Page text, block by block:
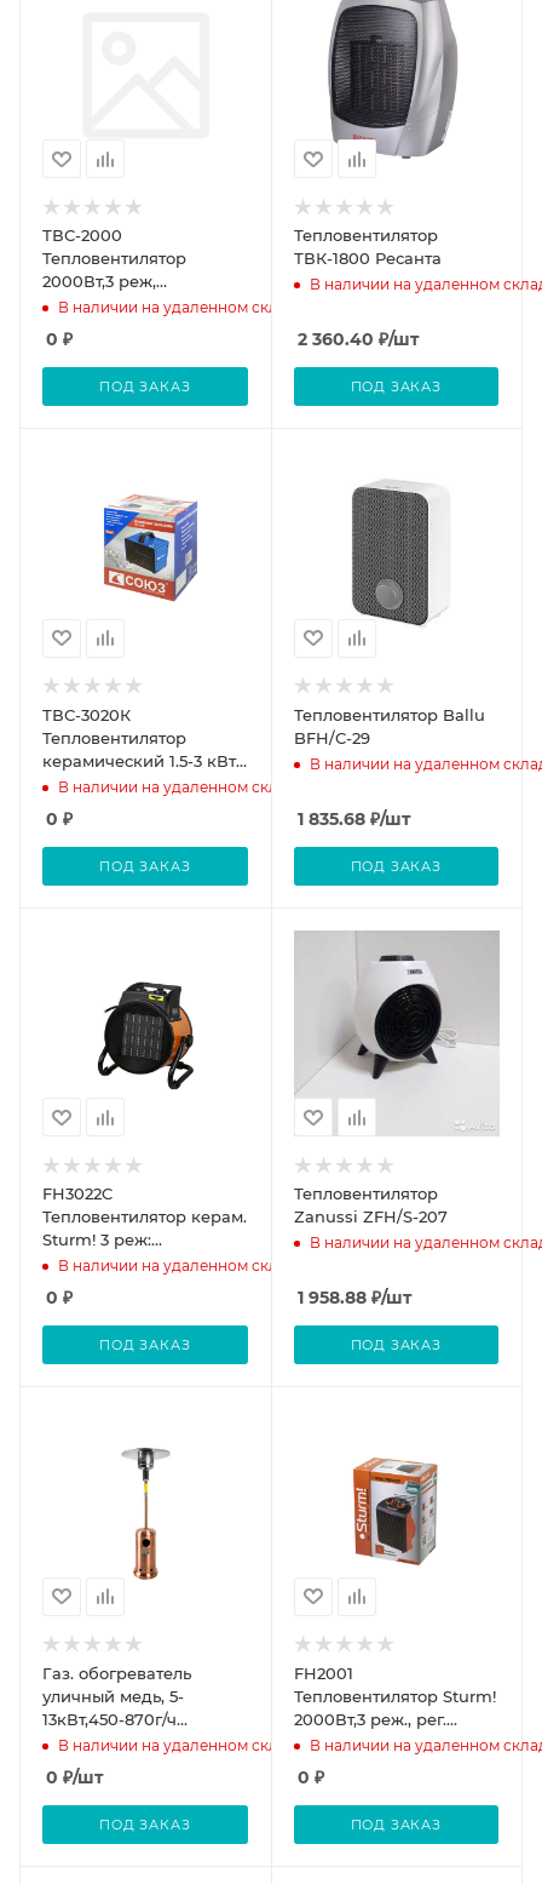
ТВС-2000
Тепловентилятор
2000Вт,3 реж,
рег.термостат,защита от
переноски СОЮЗ
В наличии на удаленном складе
0 ₽
ПОД ЗАКАЗ
Тепловентилятор
ТВК-1800 Ресанта
В наличии на удаленном
2 360.40 ₽/шт
ПОД ЗАКАЗ
ТВС-3020К
Тепловентилятор
керамический 1.5-3 кВт,
термостат,защита от
В наличии на удаленном складе
0 ₽
ПОД ЗАКАЗ
Тепловентилятор Ballu
BFH/С-29
В наличии на удаленном
1 835.68₽/шт
ПОД ЗАКАЗ
FH3022C
Тепловентилятор керам.
Sturm! 3 реж:
горяч.3кВт/теплый
перегрева
В наличии на удаленном складе
0 ₽
ПОД ЗАКАЗ
Тепловентилятор
Zanussi ZFH/S-207
В наличии на удаленном
1 958.88₽/шт
ПОД ЗАКАЗ
Газ. обогреватель
уличный медь, 5-
13кВт,450-870г/ч
ПОДСТ.ДЛЯ
ЛУЧШ.УСТОЙЧ. Sturm!
В наличии на удаленном складе
0 ₽/шт
ПОД ЗАКАЗ
FH2001
Тепловентилятор Sturm!
2000Вт,3 реж., рег.
термостат,защит.от
В наличии на удаленном
0 ₽
ПОД ЗАКАЗ